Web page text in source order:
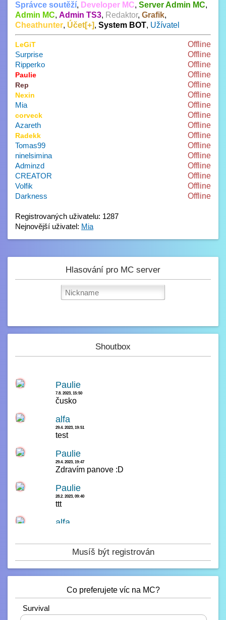
Správce soutěží, Developer MC, Server Admin MC,
Admin MC, Admin TS3, Redaktor, Grafik,
Cheathunter, Účet[+], System BOT, Užívatel
LeGiT
Offline
Surprise
Offline
Ripperko
Offline
Paulie Offline
Rep Offline
Nexin
Offline
Mia
Offline
corveck
Offline
Azareth
Offline
Radekk
Offline
Tomas99
Offline
ninelsimina
Offline
Adminzd
Offline
CREATOR
Offline
Volfik
Offline
Darkness
Offline
Registrovaných uživatelu: 1287
Nejnovější uživatel: Mia
Hlasování pro MC server
Shoutbox
Paulie
7.8. 2023, 15:50
čusko
alfa
29.4. 2023, 19:51
test
Paulie
29.4. 2023, 19:47
Zdravím panove :D
Paulie
28.2. 2023, 09:40
ttt
alfa
Paulie
Paulie
10.2. 2023, 21:38
Musíš být registrován
Co preferujete víc na MC?
Survival